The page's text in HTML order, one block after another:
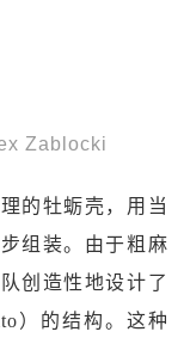
Zablocki
的牡蛎壳，用当
组装。由于粗麻
创造性地设计了
）的结构。这种